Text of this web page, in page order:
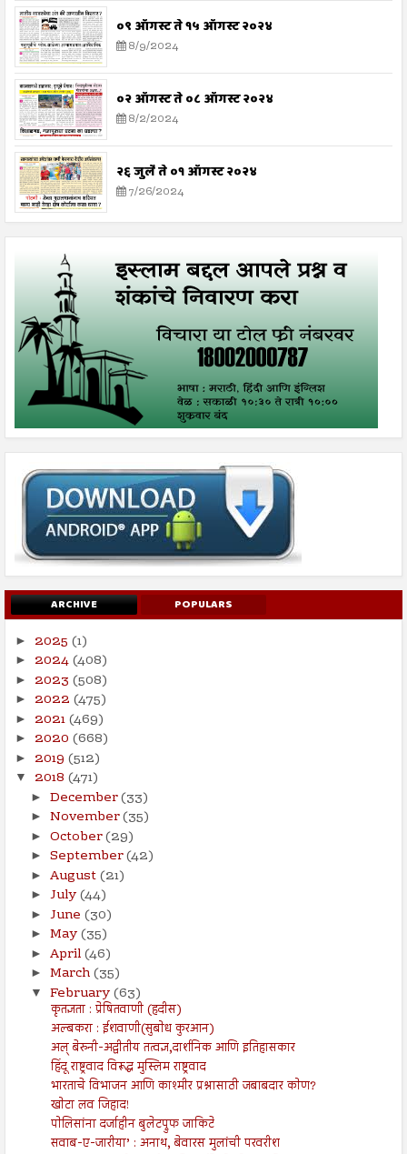
०९ ऑगस्ट ते १५ ऑगस्ट २०२४
8/9/2024
०२ ऑगस्ट ते ०८ ऑगस्ट २०२४
8/2/2024
२६ जुलै ते ०१ ऑगस्ट २०२४
7/26/2024
ARCHIVE POPULARS
► 2025 (1)
► 2024(408)
► 2023 (508)
► 2022 (475)
► 2021(469)
► 2020 (668)
► 2019 (512)
▼ 2018 (471)
► December(33)
► November(35)
► October(29)
► September(42)
► August(21)
► July(44)
► June (30)
► May(35)
► April(46)
► March(35)
▼ February(63)
कृतज्ञता : प्रेषितवाणी (हदीस)
अल्बकरा : ईशवाणी(सुबोध कुरआन)
अल् बेरुनी-अद्वीतीय तत्वज्ञ,दार्शनिक आणि इतिहासकार
हिंदू राष्ट्रवाद विरूद्ध मुस्लिम राष्ट्रवाद
भारताचे विभाजन आणि काश्मीर प्रश्नासाठी जबाबदार कोण?
खोटा लव जिहाद!
पोलिसांना दर्जाहीन बुलेटप्रुफ जाकिटे
सवाब-ए-जारीया’ : अनाथ, बेवारस मुलांची परवरीश